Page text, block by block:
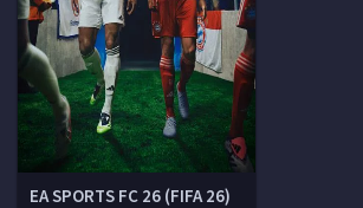
EA SPORTS FC 26 (FIFA 26)